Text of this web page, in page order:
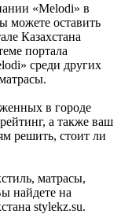
«Melodi» в
можете оставить
Казахстана
портала
среди других
в городе
а также ваш
решить, стоит ли
матрасы,
найдете на
stylekz.su.